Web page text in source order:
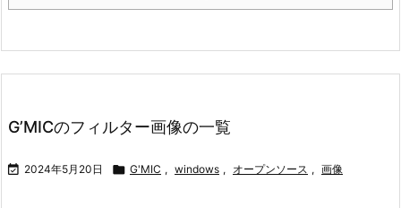
G’MICのフィルター画像の一覧
 2024年5月20日  G'MIC , windows , オープンソース , 画像